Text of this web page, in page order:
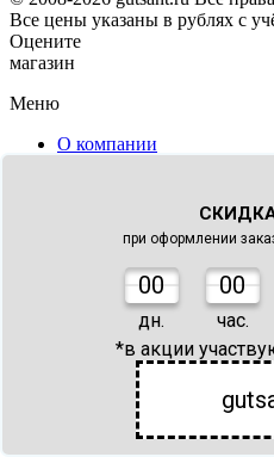
при оформлении
00
дн.
00
час.
*в акции
Все цены указаны в рублях с
Оцените
магазин
Меню
О компании
Сертификаты
Сантехника
Аксессуары для ванной
Мебель для ванной
Комплектующие